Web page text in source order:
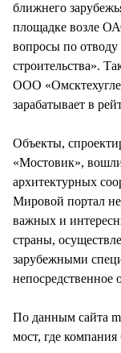
ближнего
площадке возле
вопросы по отводу
строительства».
ООО
зарабатывает в
Объекты,
«Мостовик»,
архитектурных
Мировой портал
важных и
страны,
зарубежными
По данным сайта
мост, где компания